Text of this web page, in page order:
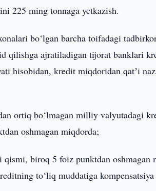
225 ming tonnaga yetkazish.
bo‘lgan barcha toifadagi
qilishga ajratiladigan tijorat banklari
hisobidan, kredit miqdoridan qatʼi
ortiq bo‘lmagan milliy valyutadagi
oshmagan miqdorda;
biroq 5 foiz punktdan oshmagan
to‘liq muddatiga